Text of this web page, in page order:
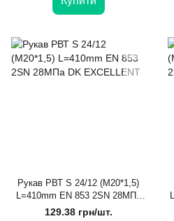
Рукав РВТ S 24/12 (М20*1,5)
L=410mm EN 853 2SN 28МПа
DK EXCELLENT
129.38 грн/шт.